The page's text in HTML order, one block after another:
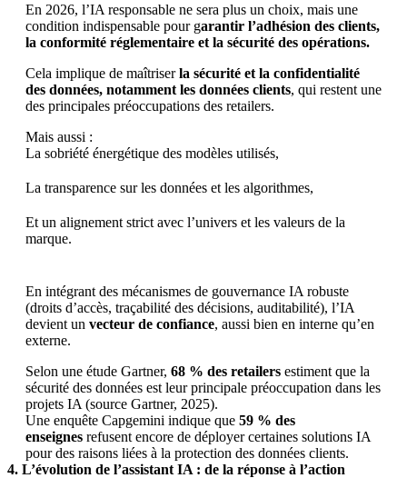
En 2026, l’IA responsable ne sera plus un choix, mais une
condition indispensable pour garantir l’adhésion des clients,
la conformité réglementaire et la sécurité des opérations.
Cela implique de maîtriserla sécurité et la confidentialité
des données, notamment les données clients, qui restent une
des principales préoccupations des retailers.
Mais aussi :
La sobriété énergétique des modèles utilisés,
La transparence sur les données et les algorithmes,
Et un alignement strict avec l’univers et les valeurs de la
marque.
En intégrant des mécanismes de gouvernance IA robuste
(droits d’accès, traçabilité des décisions, auditabilité), l’IA
devient un vecteur de confiance, aussi bien en interne qu’en
externe.
Selon une étude Gartner, 68 % des retailers estiment que la
sécurité des données est leur principale préoccupation dans les
projets IA (source Gartner, 2025).
Une enquête Capgemini indique que 59 % des
enseignes refusent encore de déployer certaines solutions IA
pour des raisons liées à la protection des données clients.
4. L’évolution de l’assistant IA : de la réponse à l’action